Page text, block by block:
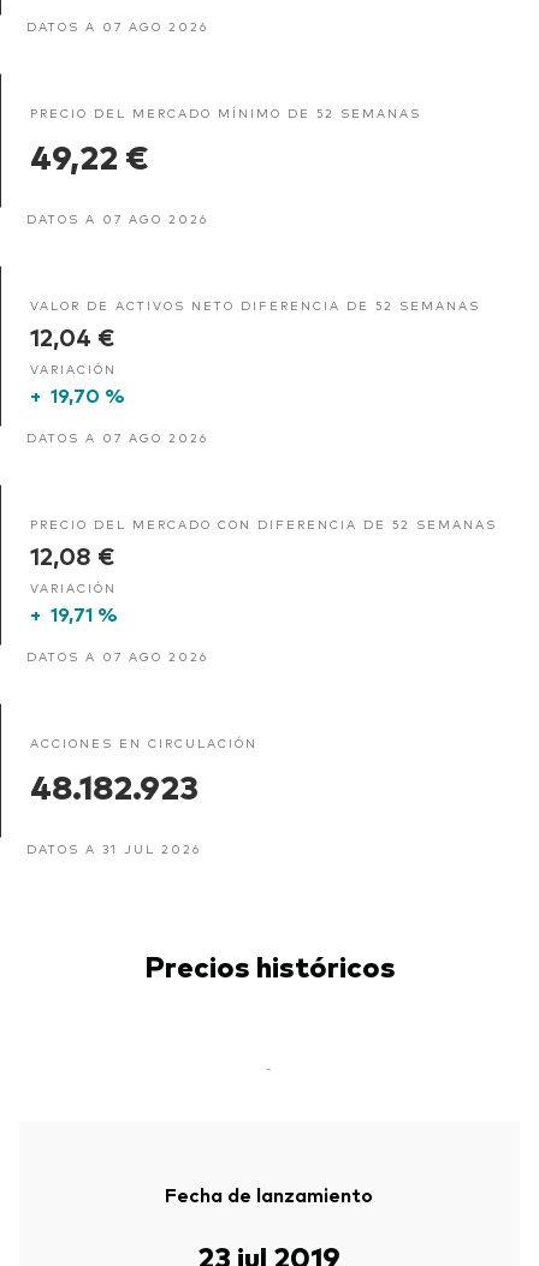
DATOS A 07 AGO 2026
PRECIO DEL MERCADO MÍNIMO DE 52 SEMANAS
49,22 €
DATOS A 07 AGO 2026
VALOR DE ACTIVOS NETO DIFERENCIA DE 52 SEMANAS
12,04 €
VARIACIÓN
+ 19,70 %
DATOS A 07 AGO 2026
PRECIO DEL MERCADO CON DIFERENCIA DE 52 SEMANAS
12,08 €
VARIACIÓN
+ 19,71 %
DATOS A 07 AGO 2026
ACCIONES EN CIRCULACIÓN
48.182.923
DATOS A 31 JUL 2026
Precios históricos
-
Fecha de lanzamiento
23 jul 2019